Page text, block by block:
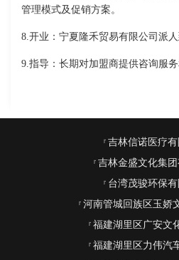
管理模式及促销方案。
8.开业：宁夏隆禾贸易有限公司派
9.指导：长期对加盟商提供咨询服务
吉林信诺医疗有
吉林金盛文化集团
台湾茂骏环保有
河南管城回族区玉娇
福建湖里区广安文
福建湖里区力伟汽